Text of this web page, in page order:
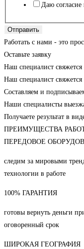
Даю согласие
Отправить
Работать с нами - это
Оставьте заявку
Наш специалист
Наш специалист
Составляем и
Наши специалисты
Получаете результат в
ПРЕИМУЩЕСТВА
ПЕРЕДОВОЕ
следим за мировыми
технологии в работе
100% ГАРАНТИЯ
готовы вернуть деньги
оговоренный срок
ШИРОКАЯ ГЕОГРАФИЯ